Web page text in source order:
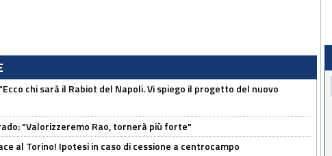
chi sarà il Rabiot del Napoli. Vi spiego il progetto del nuovo
"Valorizzeremo Rao, tornerà più forte"
al Torino! Ipotesi in caso di cessione a centrocampo